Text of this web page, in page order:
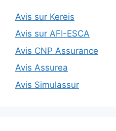
Avis sur Kereis
Avis sur AFI-ESCA
Avis CNP Assurance
Avis Assurea
Avis Simulassur